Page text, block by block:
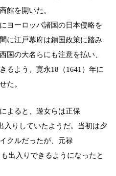
館を開いた。
ヨーロッパ諸国の日本侵略を
に江戸幕府は鎖国政策に踏み
国の大名らにも注意を払い、
るよう、寛永18（1641）年に
た。
よると、遊女らは正保
入りしていたようだ。当初は夕
クルだったが、元禄
出入りできるようになったと